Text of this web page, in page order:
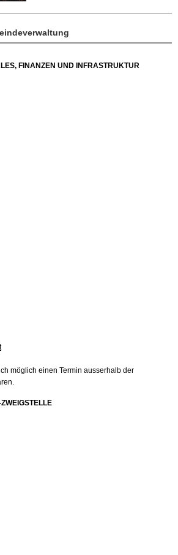
FINANZEN UND INFRASTRUKTUR
möglich einen Termin ausserhalb der